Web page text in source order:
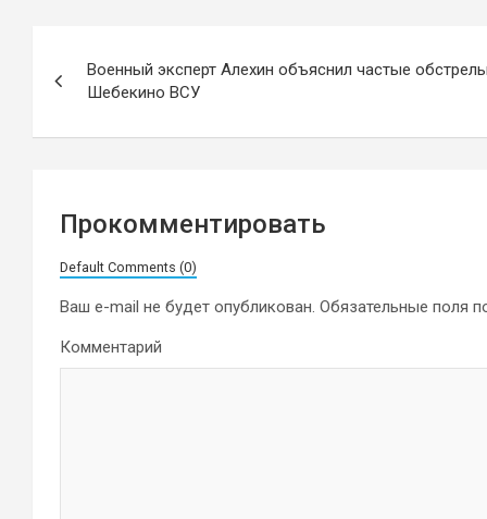
по
записям
Военный эксперт Алехин объяснил частые
Шебекино ВСУ
Прокомментировать
Default Comments (0)
Ваш e-mail не будет опубликован. Обязательные поля
Комментарий